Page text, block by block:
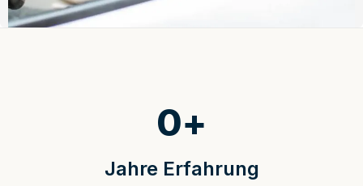
Jahre Erfahrung
0+